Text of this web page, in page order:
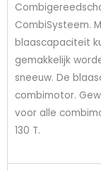
CombiSysteem.
blaascapaciteit
gemakkelijk
sneeuw. De
combimotor.
voor alle
130 T.